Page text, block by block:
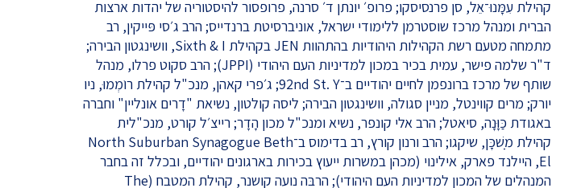
קהילת עִמָּנוּ־אֵל, סן פרנסיסקו; פרופ׳ יונתן ד׳ סרנה, פרופסור להיסטוריה של יהדות ארצות
הברית ומנהל מרכז שוסטרמן ללימודי ישראל, אוניברסיטת ברנדייס; הרב ג׳סי פּייקין, רב
מתמחה מטעם רשת הקהילות היהודיות בהתהוות JEN בקהילת Sixth & I, וושינגטון הבירה;
ד"ר שלמה פישר, עמית בכיר במכון למדיניות העם היהודי (JPPI); הרב סקוט פרלו, מנהל
שותף של מרכז ברונפמן לחיים יהודיים ב־92nd St. Y; ג׳פרי קאהן, מנכ"ל קהילת רוֺמְמוּ, ניו
יורק; מרים קווינטל, מניין סגולה, וושינגטון הבירה; ליסה קולטון, נשיאת "דָרים אונליין" וחברה
באגודת כַּוָּנָה, סיאטל; הרב אלי קונפר, נשיא ומנכ"ל מכון הָדָר; רייצ׳ל קורט, מנכ"לית
קהילת מ̣שׁכָּן, שיקגו; הרב ורנון קורץ, רב בדימוס ב־North Suburban Synagogue Beth
El, היילנד פארק, אילינוי (מכהן במשרות ייעוץ בכירות בארגונים יהודיים, ובכלל זה בחבר
המנהלים של המכון למדיניות העם היהודי); הרבּה נועה קושנר, קהילת המטבח (The